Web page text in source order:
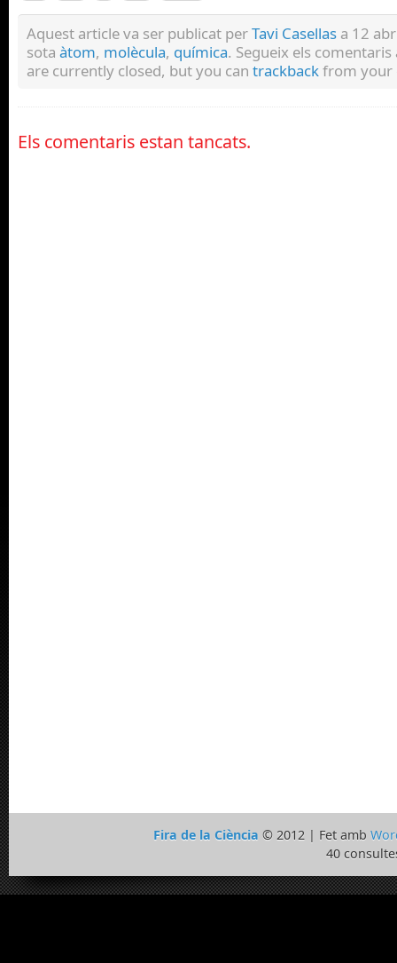
Aquest article va ser publicat perTavi Casellas a 12
sota àtom, molècula, química. Segueix els
are currently closed, but you can trackbackfrom your
Els comentaris estan tancats.
Fira de la Ciència © 2012 | Fet amb
40